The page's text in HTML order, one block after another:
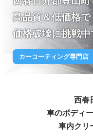
高品質＆低価格で
価格破壊に挑戦中
カーコーティング専門店
西春
車のボディ
車内クリ